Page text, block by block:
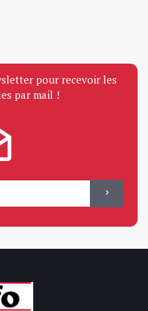
pour recevoir les
par mail !